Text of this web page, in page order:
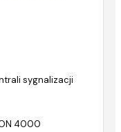
sygnalizacji
4000